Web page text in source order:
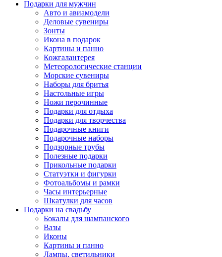
Подарки для мужчин
Авто и авиамодели
Деловые сувениры
Зонты
Икона в подарок
Картины и панно
Кожгалантерея
Метеорологические станции
Морские сувениры
Наборы для бритья
Настольные игры
Ножи перочинные
Подарки для отдыха
Подарки для творчества
Подарочные книги
Подарочные наборы
Подзорные трубы
Полезные подарки
Прикольные подарки
Статуэтки и фигурки
Фотоальбомы и рамки
Часы интерьерные
Шкатулки для часов
Подарки на свадьбу
Бокалы для шампанского
Вазы
Иконы
Картины и панно
Лампы, светильники